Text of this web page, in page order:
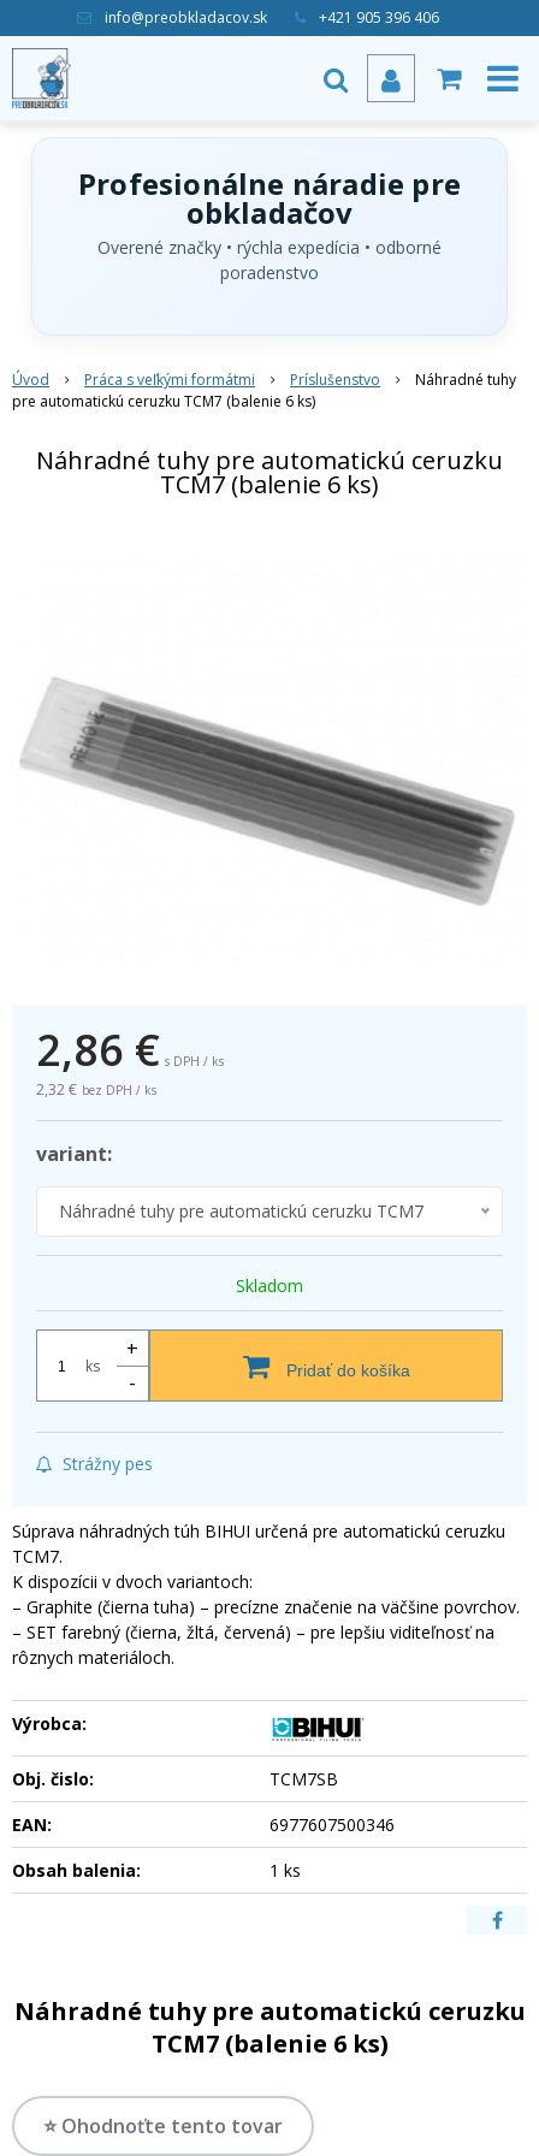
info@preobkladacov.sk +421 905 396 406
Profesionálne náradie pre
obkladačov
Overené značky • rýchla expedícia • odborné
poradenstvo
Úvod Práca s veľkými formátmi Príslušenstvo
Náhradné tuhy
pre automatickú ceruzku TCM7 (balenie 6 ks)
Náhradné tuhy pre automatickú ceruzku
TCM7 (balenie 6 ks)
2,86 € s DPH / ks
2,32 € bez DPH / ks
variant:
Náhradné tuhy pre automatickú ceruzku TCM7
Skladom
ks
+
-
Pridať do košíka
Strážny pes
Súprava náhradných túh BIHUI určená pre automatickú ceruzku
TCM7.
K dispozícii v dvoch variantoch:
– Graphite (čierna tuha) – precízne značenie na väčšine povrchov.
– SET farebný (čierna, žltá, červená) – pre lepšiu viditeľnosť na
rôznych materiáloch.
Výrobca:
Obj. čislo:
TCM7SB
EAN:
6977607500346
Obsah balenia:
1 ks
Náhradné tuhy pre automatickú ceruzku
TCM7 (balenie 6 ks)
⭐ Ohodnoťte tento tovar